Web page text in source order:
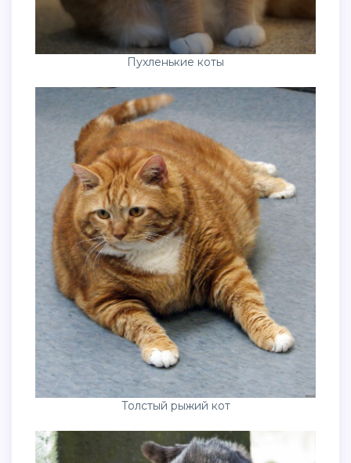
Пухленькие коты
Толстый рыжий кот